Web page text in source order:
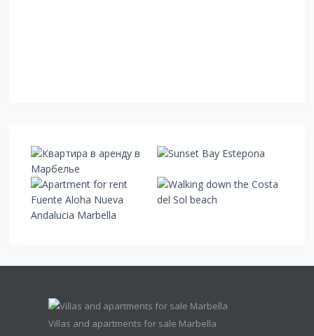
Villas and apartments for sale Marbella